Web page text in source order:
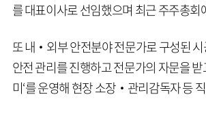
를 대표이사로 선임했으며 최근 주주총
또 내‧외부 안전분야 전문가로 구성된
안전 관리를 진행하고 전문가의 자문을
미‘를 운영해 현장 소장‧관리감독자 등